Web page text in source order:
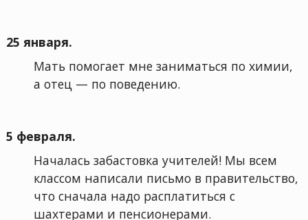
25 января.
Мать помогает мне заниматься по химии,
а отец — по поведению.
5 февраля.
Началась забастовка учителей! Мы всем
классом написали письмо в правительство,
что сначала надо расплатиться с
шахтерами и пенсионерами.